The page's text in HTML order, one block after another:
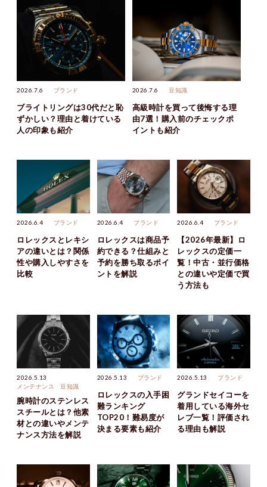
2026.7.6 ブランド
ブライトリングは30代だと恥
ずかしい？理由と着けている
人の印象も紹介
2026.7.6 豆知識
高級時計を買って後悔する理
由7選！購入前のチェックポ
イントも紹介
2026.6.4 ブランド
ロレックスとレキシ
アの違いとは？関係
性や購入しやすさを
比較
2026.6.4 ブランド
ロレックスは商品予
約できる？仕組みと
予約を勝ち取るポイ
ントを解説
2026.6.4 ブランド
【2026年最新】ロ
レックスの定価一
覧！中古・並行価格
との違いや定価で買
う方法も
2026.5.13
メンテナンス
豆知識
腕時計のステンレス
スチールとは？他素
材との違いやメンテ
ナンス方法を解説
2026.5.13 ブランド
ロレックスの入手困
難ランキング
TOP20！難易度が
決まる要素も紹介
2026.5.13 ブランド
グランドセイコーを
着用している海外セ
レブ一覧！評価され
る理由も解説